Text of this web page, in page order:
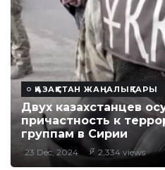
ҚАЗАҚСТАН ЖАҢАЛЫҚТАРЫ
Двух казахстанцев
причастность к
группам в Сирии
23 Dec, 2024 2,334 views